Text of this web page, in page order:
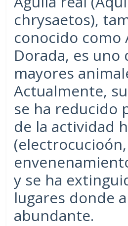
chrysaetos),
conocido como
Dorada, es uno
mayores
Actualmente,
se ha reducido
de la actividad
(electrocucioón,
y se ha
lugares donde
abundante.